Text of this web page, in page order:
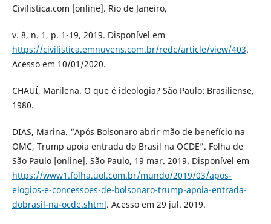
Civilistica.com [online]. Rio de Janeiro,
v. 8, n. 1, p. 1-19, 2019. Disponível em
https://civilistica.emnuvens.com.br/redc/article/view/403.
Acesso em 10/01/2020.
CHAUÍ, Marilena. O que é ideologia? São Paulo: Brasiliense,
1980.
DIAS, Marina. “Após Bolsonaro abrir mão de benefício na
OMC, Trump apoia entrada do Brasil na OCDE”. Folha de
São Paulo [online]. São Paulo, 19 mar. 2019. Disponível em
https://www1.folha.uol.com.br/mundo/2019/03/apos-
elogios-e-concessoes-de-bolsonaro-trump-apoia-entrada-
dobrasil-na-ocde.shtml. Acesso em 29 jul. 2019.